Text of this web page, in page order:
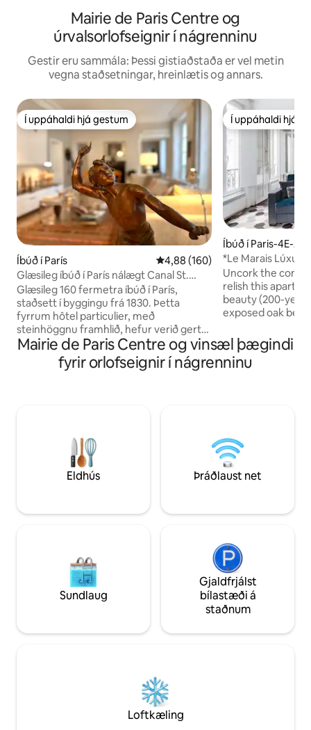
Mairie de Paris Centre og
úrvalsorlofseignir í nágrenninu
Gestir eru sammála: Þessi gistiaðstaða er vel metin
vegna staðsetningar, hreinlætis og annars.
Í uppáhaldi hjá gestum
Í uppáhaldi hjá gestum
Íbúð í París 4,88 af 5 í meðaleinkunn, 160
4,88 (160)
Glæsileg íbúð í París nálægt Canal St.
Martin
Glæsileg 160 fermetra íbúð í París,
staðsett í byggingu frá 1830. Þetta
fyrrum hôtel particulier, með
steinhöggnu framhlið, hefur verið gert
upp í borgaralega búsetu með háum,
mótuðum loftum og rúmgóðum
herbergjum. Innréttingarnar eru afar
Canal Saint-Martin og norðurhluta
Marais, í einu vinsælasta hverfi Parísar,
umkringdum flottum veitingastöðum,
börum og litlum verslunum.
Í uppáhaldi hjá
Í uppáhaldi hjá
Íbúð í Paris-4E-
ent
*Le Marais Lúxus
þurrkari
Uncork the
relish this
beauty (200-
exposed oak
buildings has an
neighborhood) &
Located in the
nights with
Mairie de Paris Centre og vinsæl þægindi
fyrir orlofseignir í nágrenninu
Eldhús Þráðlaust net
Sundlaug
Gjaldfrjálst
bílastæði á
staðnum
Loftkæling